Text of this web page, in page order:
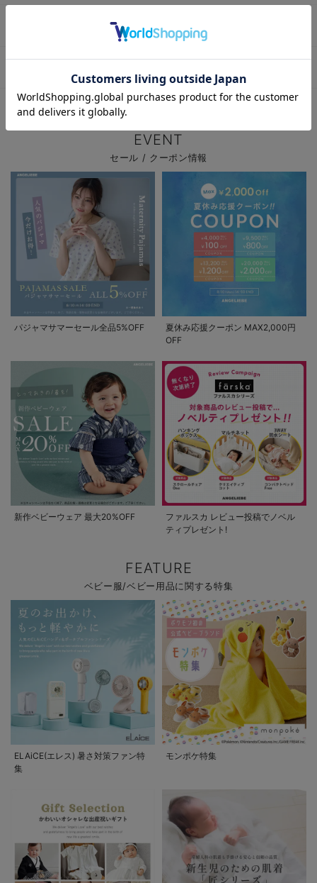
サイズを間違って注文した為、返品・交換したい
お気に入り商品を確認する
ベビー用品TOP ＞ ベビー全商品
EVENT
セール / クーポン情報
パジャマサマーセール全品5%OFF
夏休み応援クーポン MAX2,000円
OFF
新作ベビーウェア 最大20%OFF
ファルスカ レビュー投稿でノベル
ティプレゼント!
FEATURE
ベビー服/ベビー用品に関する特集
ELAiCE(エレス) 暑さ対策ファン特
集
モンポケ特集